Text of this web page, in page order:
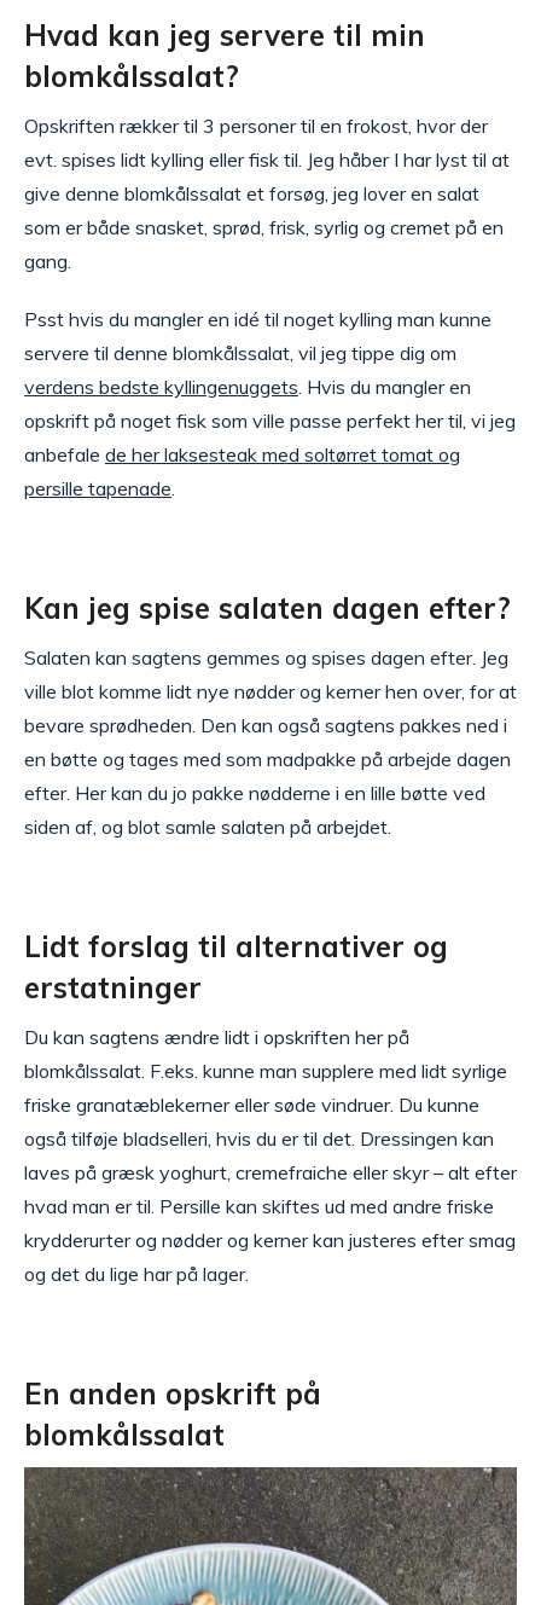
Hvad kan jeg servere til min
blomkålssalat?
Opskriften rækker til 3 personer til en frokost, hvor der
evt. spises lidt kylling eller fisk til. Jeg håber I har lyst til at
give denne blomkålssalat et forsøg, jeg lover en salat
som er både snasket, sprød, frisk, syrlig og cremet på en
gang.
Psst hvis du mangler en idé til noget kylling man kunne
servere til denne blomkålssalat, vil jeg tippe dig om
verdens bedste kyllingenuggets . Hvis du mangler en
opskrift på noget fisk som ville passe perfekt her til, vi jeg
anbefale de her laksesteak med soltørret tomat og
persille tapenade
Kan jeg spise salaten dagen efter?
Salaten kan sagtens gemmes og spises dagen efter. Jeg
ville blot komme lidt nye nødder og kerner hen over, for at
bevare sprødheden. Den kan også sagtens pakkes ned i
en bøtte og tages med som madpakke på arbejde dagen
efter. Her kan du jo pakke nødderne i en lille bøtte ved
siden af, og blot samle salaten på arbejdet.
Lidt forslag til alternativer og
erstatninger
Du kan sagtens ændre lidt i opskriften her på
blomkålssalat. F.eks. kunne man supplere med lidt syrlige
friske granatæblekerner eller søde vindruer. Du kunne
også tilføje bladselleri, hvis du er til det. Dressingen kan
laves på græsk yoghurt, cremefraiche eller skyr – alt efter
hvad man er til. Persille kan skiftes ud med andre friske
krydderurter og nødder og kerner kan justeres efter smag
og det du lige har på lager.
En anden opskrift på
blomkålssalat